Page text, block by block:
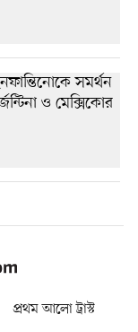
প্রথম আলো ট্রাস্ট